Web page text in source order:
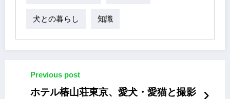
犬との暮らし 知識
Previous post
ホテル椿山荘東京、愛犬・愛猫と撮影